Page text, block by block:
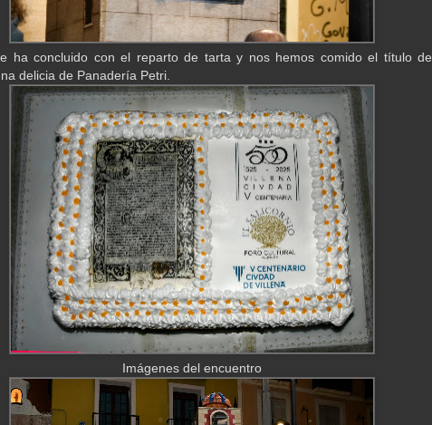
ha concluido con el reparto de tarta y nos hemos comido el título de
delicia de Panadería Petri.
Imágenes del encuentro